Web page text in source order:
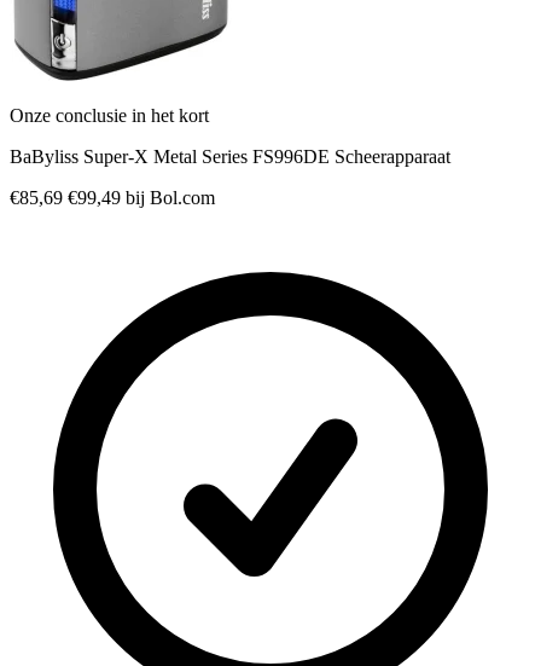
Onze conclusie in het kort
BaByliss Super-X Metal Series FS996DE Scheerapparaat
€85,69 €99,49 bij Bol.com